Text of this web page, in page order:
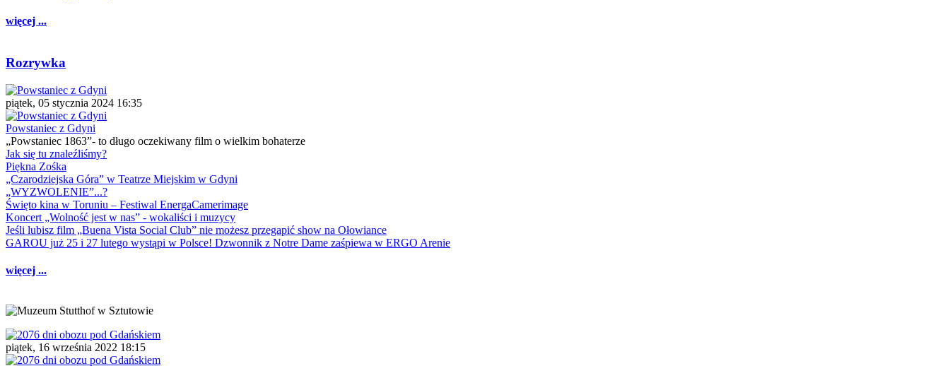
więcej ...
Rozrywka
piątek, 05 stycznia 2024 16:35
Powstaniec z Gdyni
„Powstaniec 1863”- to długo oczekiwany film o wielkim bohaterze
Jak się tu znaleźliśmy?
Piękna Zośka
„Czarodziejska Góra” w Teatrze Miejskim w Gdyni
„WYZWOLENIE”...?
Święto kina w Toruniu – Festiwal EnergaCamerimage
Koncert „Wolność jest w nas” - wokaliści i muzycy
Jeśli lubisz film „Buena Vista Social Club” nie możesz przegapić show na Ołowiance
GAROU już 25 i 27 lutego wystąpi w Polsce! Dzwonnik z Notre Dame zaśpiewa w ERGO Arenie
więcej ...
piątek, 16 września 2022 18:15